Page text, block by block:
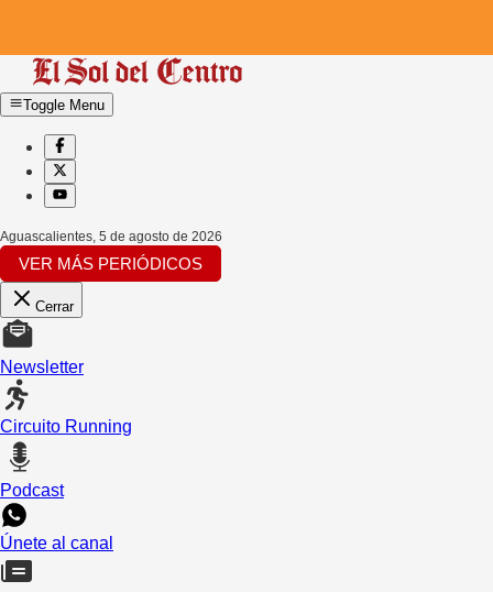
Toggle Menu
Aguascalientes, 5 de agosto de 2026
VER MÁS PERIÓDICOS
Cerrar
Newsletter
Circuito Running
Podcast
Únete al canal